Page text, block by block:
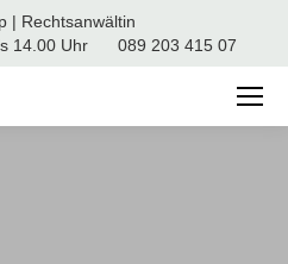
| Rechtsanwältin
14.00 Uhr
089 203 415 07